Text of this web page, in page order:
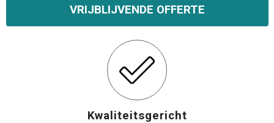
Opvouwbare tassen
Waterbestendige tassen
VRIJBLIJVENDE OFFERTE
Kwaliteitsgericht